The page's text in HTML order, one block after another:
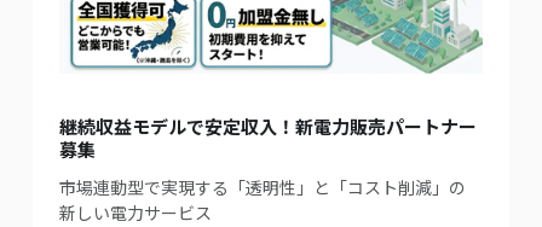
継続収益モデルで安定収入！新電力販売パートナー
募集
市場連動型で実現する「透明性」と「コスト削減」の
新しい電力サービス